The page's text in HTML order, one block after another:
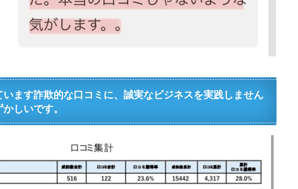
ます詐欺的な口コミに、誠実なビジネスを実践しません
しいです。